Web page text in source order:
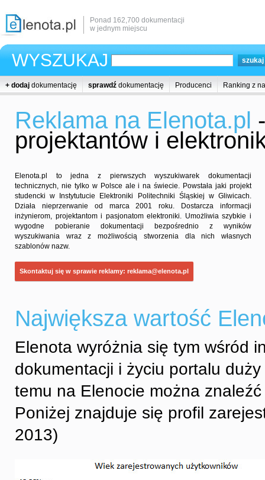
Ponad 162,700 dokumentacji
w jednym miejscu
WYSZUKAJ
+ dodaj dokumentację sprawdź dokumentację Producenci Ranking z
Reklama na Elenota.pl
projektantów i
Elenota.pl to jedna z pierwszych wyszukiwarek dokumentacji
technicznych, nie tylko w Polsce ale i na świecie. Powstała jaki projekt
studencki w Instytutucie Elektroniki Politechniki Śląskiej w Gliwicach.
Działa nieprzerwanie od marca 2001 roku. Dostarcza informacji
inżynierom, projektantom i pasjonatom elektroniki. Umożliwia szybkie i
wygodne pobieranie dokumentacji bezpośrednio z wyników
wyszukiwania wraz z możliwością stworzenia dla nich własnych
szablonów nazw.
Skontaktuj się w sprawie reklamy: reklama@elenota.pl
Największa wartość
Elenota wyróżnia się tym wśród
dokumentacji i życiu portalu
temu na Elenocie można
Poniżej znajduje się profil
2013)